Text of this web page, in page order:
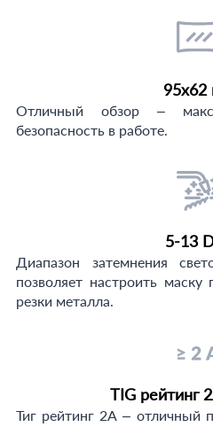
Отличный обзор –
безопасность в работе.
5-13
Диапазон затемнения
позволяет настроить
резки металла.
TIG рейтинг
Тиг рейтинг 2А – отличный